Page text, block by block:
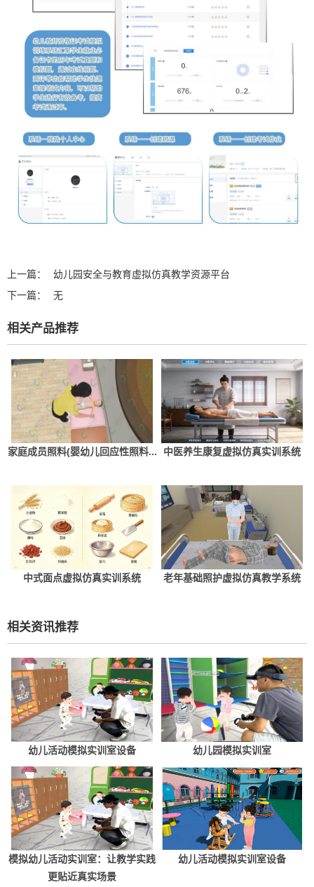
上一篇：
幼儿园安全与教育虚拟仿真教学资源平台
下一篇：
无
相关产品推荐
家庭成员照料(婴幼儿回应性照料... 中医养生康复虚拟仿真实训系统
中式面点虚拟仿真实训系统 老年基础照护虚拟仿真教学系统
相关资讯推荐
幼儿活动模拟实训室设备 幼儿园模拟实训室
模拟幼儿活动实训室：让教学实践
更贴近真实场景
幼儿活动模拟实训室设备